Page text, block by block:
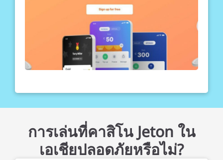
การเล่นที่คาสิโน Jeton ใน
เอเชียปลอดภัยหรือไม่?